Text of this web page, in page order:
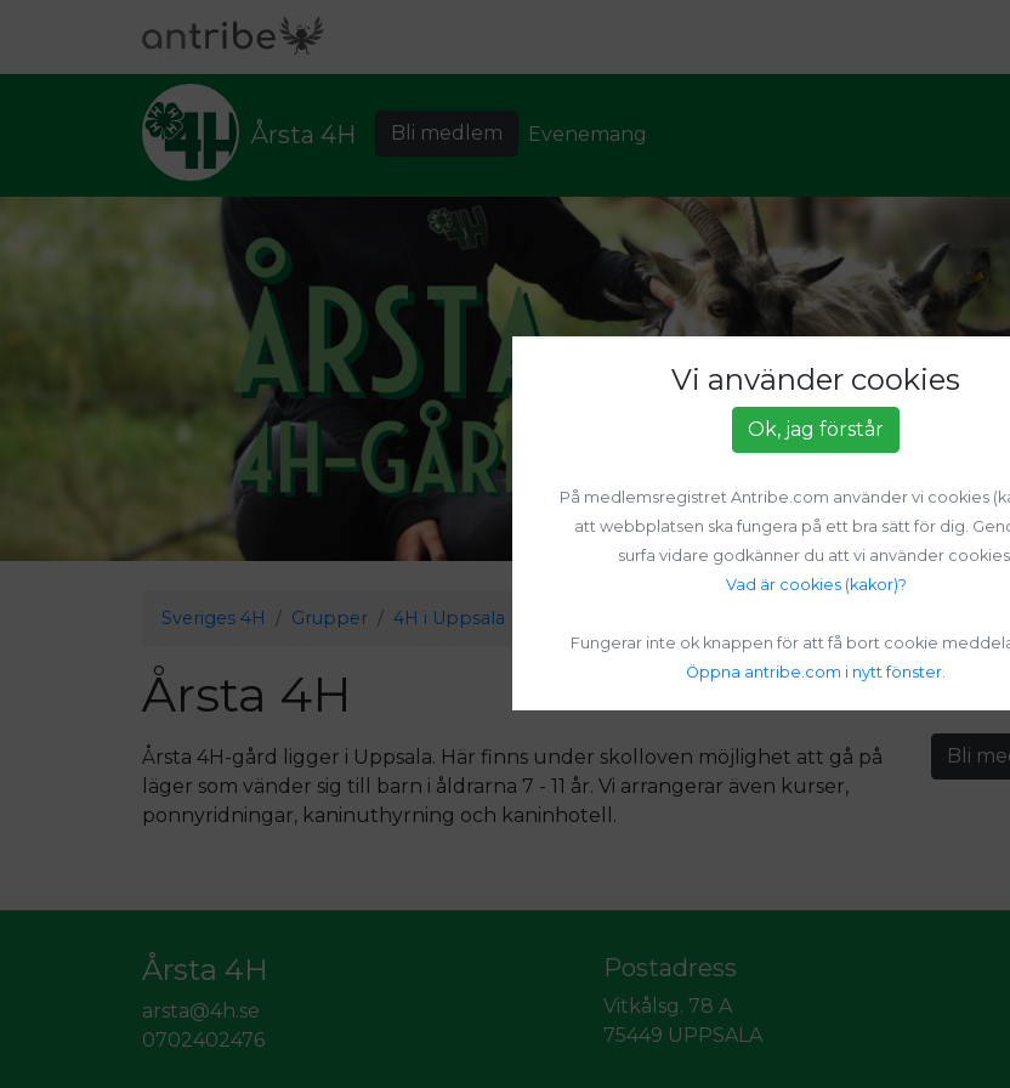
Årsta 4H Bli medlem Evenemang
Sveriges 4H Grupper 4H i Uppsala
Årsta 4H
Årsta 4H-gård ligger i Uppsala. Här finns under skolloven möjlighet att gå på
läger som vänder sig till barn i åldrarna 7 - 11 år. Vi arrangerar även kurser,
ponnyridningar, kaninuthyrning och kaninhotell.
Bli
Årsta 4H
arsta@4h.se
0702402476
Postadress
Vitkålsg. 78 A
75449 UPPSALA
Vi använder cookies
Ok, jag förstår
På medlemsregistret Antribe.com använder vi cookies
att webbplatsen ska fungera på ett bra sätt för dig.
surfa vidare godkänner du att vi använder cookies.
Vad är cookies (kakor)?
Fungerar inte ok knappen för att få bort cookie
Öppna antribe.com i nytt fönster.